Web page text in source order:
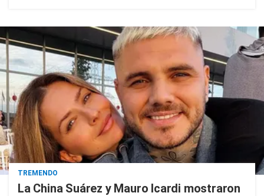
TREMENDO
La China Suárez y Mauro Icardi mostraron